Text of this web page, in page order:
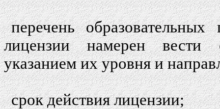
перечень
лицензии намерен вести
указанием их уровня и
срок действия лицензии;